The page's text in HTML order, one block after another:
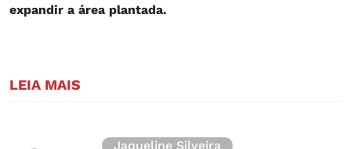
expandir a área plantada.
LEIA MAIS
Jaqueline Silveira